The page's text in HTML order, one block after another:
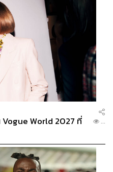
World 2027 ที่
...